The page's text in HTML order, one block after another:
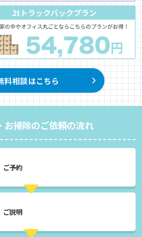
お掃除のご依頼の流れ
ご予約
ご説明